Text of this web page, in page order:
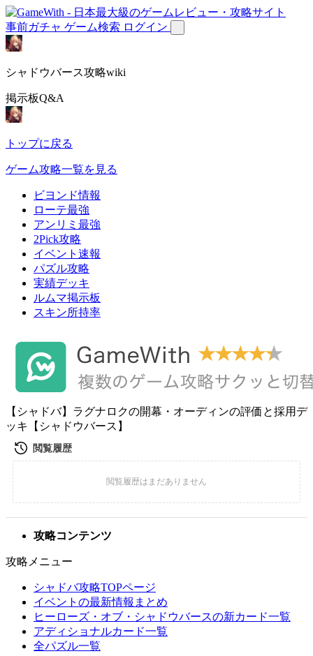
事前ガチャ ゲーム検索 ログイン
シャドウバース攻略wiki
掲示板Q&A
トップに戻る
ゲーム攻略一覧を見る
ビヨンド情報
ローテ最強
アンリミ最強
2Pick攻略
イベント速報
パズル攻略
実績デッキ
ルムマ掲示板
スキン所持率
【シャドバ】ラグナロクの開幕・オーディンの評価と採用デ
ッキ【シャドウバース】
攻略コンテンツ
攻略メニュー
シャドバ攻略TOPページ
イベントの最新情報まとめ
ヒーローズ・オブ・シャドウバースの新カード一覧
アディショナルカード一覧
全パズル一覧